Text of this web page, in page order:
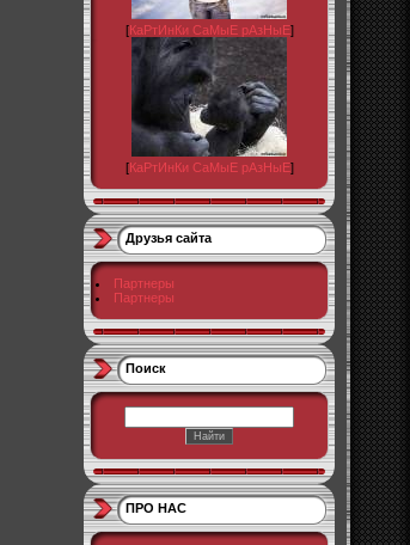
[КаРтИнКи СаМыЕ рАзНыЕ]
[КаРтИнКи СаМыЕ рАзНыЕ]
Друзья сайта
Партнеры
Партнеры
Поиск
ПРО НАС